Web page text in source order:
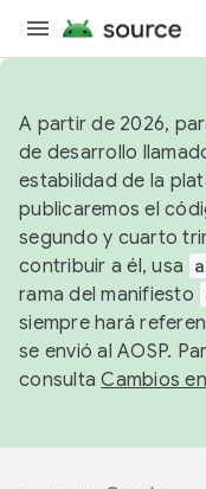
A partir de 2026,
de desarrollo
estabilidad de la
publicaremos el
segundo y cuarto
contribuir a él, usa
rama del manifiesto
siempre hará
se envió al AOSP.
consultaCambios